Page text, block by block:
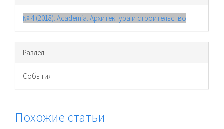
№ 4 (2018): Academia. Архитектура и строительство
Раздел
События
Похожие статьи